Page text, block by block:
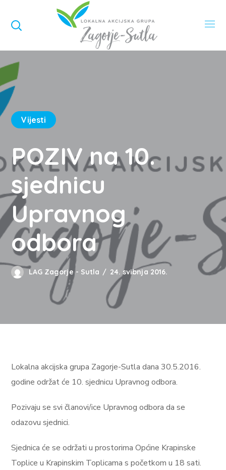
Vijesti
POZIV na 10.
sjednicu
Upravnog
odbora
LAG Zagorje - Sutla 24. svibnja 2016.
Lokalna akcijska grupa Zagorje-Sutla dana 30.5.2016.
godine održat će 10. sjednicu Upravnog odbora.
Pozivaju se svi članovi/ice Upravnog odbora da se
odazovu sjednici.
Sjednica će se održati u prostorima Općine Krapinske
Toplice u Krapinskim Toplicama s početkom u 18 sati.